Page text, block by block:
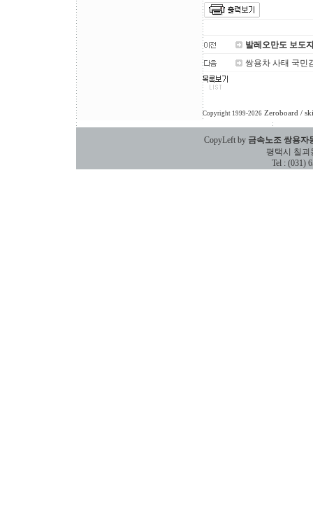
발레오만도 보도
쌍용차 사태 국민
Copyright 1999-2026 Zeroboard /
CopyLeft by 금속노조 쌍용자
평택시 칠괴동
Tel : (031)